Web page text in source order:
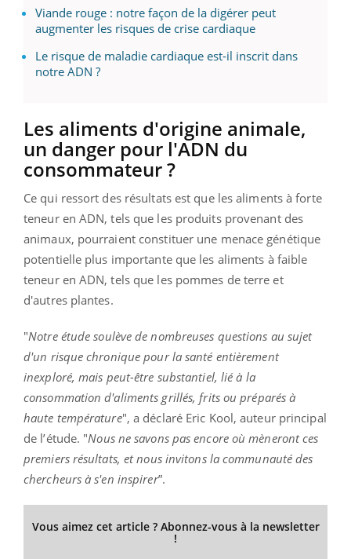
Viande rouge : notre façon de la digérer peut
augmenter les risques de crise cardiaque
Le risque de maladie cardiaque est-il inscrit dans
notre ADN ?
Les aliments d'origine animale,
un danger pour l'ADN du
consommateur ?
Ce qui ressort des résultats est que les aliments à forte
teneur en ADN, tels que les produits provenant des
animaux, pourraient constituer une menace génétique
potentielle plus importante que les aliments à faible
teneur en ADN, tels que les pommes de terre et
d'autres plantes.
"Notre étude soulève de nombreuses questions au sujet
d'un risque chronique pour la santé entièrement
inexploré, mais peut-être substantiel, lié à la
consommation d'aliments grillés, frits ou préparés à
haute température", a déclaré Eric Kool, auteur principal
de l’étude. "Nous ne savons pas encore où mèneront ces
premiers résultats, et nous invitons la communauté des
chercheurs à s'en inspirer”.
Vous aimez cet article ? Abonnez-vous à la newsletter
!